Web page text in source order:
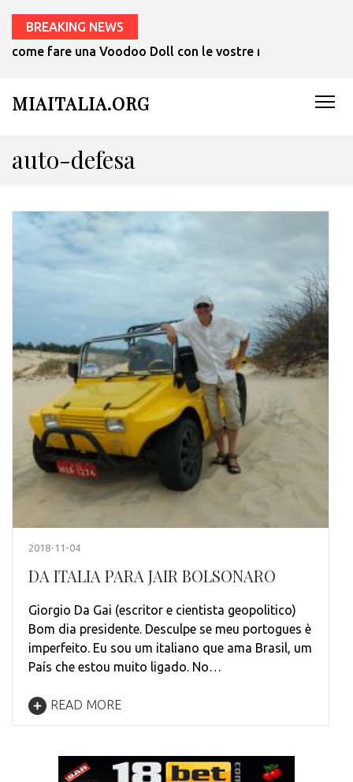
BREAKING NEWS
come fare una Voodoo Doll con le vostre mani in 1 ora.
MIAITALIA.ORG
auto-defesa
2018-11-04
DA ITALIA PARA JAIR BOLSONARO
Giorgio Da Gai (escritor e cientista geopolitico)
Bom dia presidente. Desculpe se meu portogues è
imperfeito. Eu sou um italiano que ama Brasil, um
País che estou muito ligado. No…
READ MORE